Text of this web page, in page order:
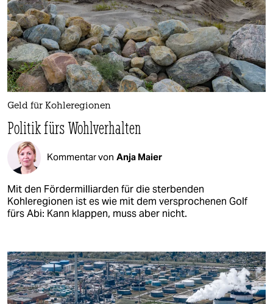
Geld für Kohleregionen
Politik fürs Wohlverhalten
Kommentar von Anja Maier
Mit den Fördermilliarden für die sterbenden
Kohleregionen ist es wie mit dem versprochenen Golf
fürs Abi: Kann klappen, muss aber nicht.